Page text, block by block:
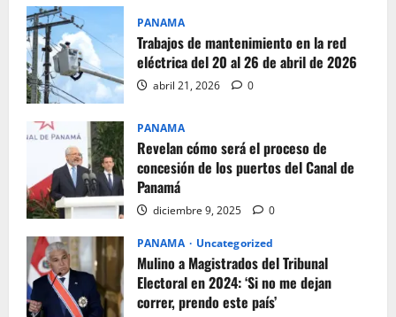
PANAMA
Trabajos de mantenimiento en la red
eléctrica del 20 al 26 de abril de 2026
abril 21, 2026 0
PANAMA
Revelan cómo será el proceso de
concesión de los puertos del Canal de
Panamá
diciembre 9, 2025 0
PANAMA Uncategorized
Mulino a Magistrados del Tribunal
Electoral en 2024: ‘Si no me dejan
correr, prendo este país’